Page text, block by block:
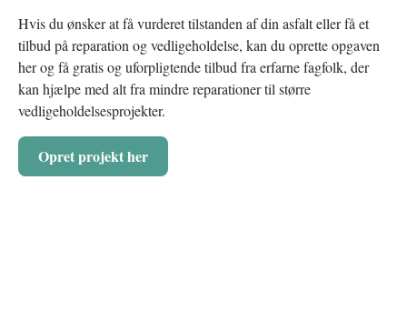
Hvis du ønsker at få vurderet tilstanden af din asfalt eller få et
tilbud på reparation og vedligeholdelse, kan du oprette opgaven
her og få gratis og uforpligtende tilbud fra erfarne fagfolk, der
kan hjælpe med alt fra mindre reparationer til større
vedligeholdelsesprojekter.
Opret projekt her